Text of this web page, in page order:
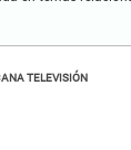
TELEVISIÓN